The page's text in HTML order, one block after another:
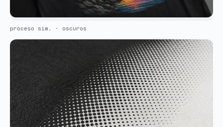
proceso sim. · oscuros